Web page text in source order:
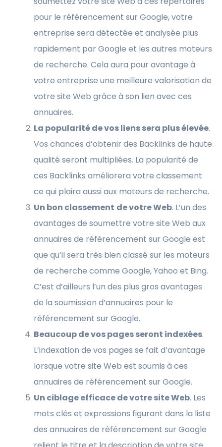
pour le référencement sur Google, votre
entreprise sera détectée et analysée plus
rapidement par Google et les autres moteurs
de recherche. Cela aura pour avantage à
votre entreprise une meilleure valorisation de
votre site Web grâce à son lien avec ces
annuaires.
La popularité de vos liens sera plus élevée.
Vos chances d’obtenir des Backlinks de haute
qualité seront multipliées. La popularité de
ces Backlinks améliorera votre classement
ce qui plaira aussi aux moteurs de recherche.
Un bon classement de votre Web. L’un des
avantages de soumettre votre site Web aux
annuaires de référencement sur Google est
que qu’il sera très bien classé sur les moteurs
de recherche comme Google, Yahoo et Bing.
C’est d’ailleurs l’un des plus gros avantages
de la soumission d’annuaires pour le
référencement sur Google.
Beaucoup de vos pages seront indexées.
L’indexation de vos pages se fait d’avantage
lorsque votre site Web est soumis à ces
annuaires de référencement sur Google.
Un ciblage efficace de votre site Web. Les
mots clés et expressions figurant dans la liste
des annuaires de référencement sur Google